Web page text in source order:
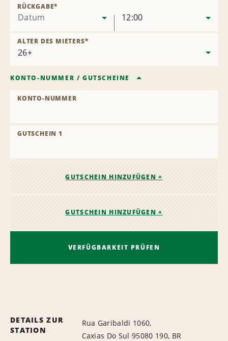
Datum
RÜCKGABE*
12:00
ALTER DES MIETERS*
KONTO-NUMMER / GUTSCHEINE
KONTO-NUMMER
GUTSCHEIN 1
GUTSCHEIN HINZUFÜGEN +
GUTSCHEIN HINZUFÜGEN +
VERFÜGBARKEIT PRÜFEN
DETAILS ZUR
STATION
Rua Garibaldi 1060,
Caxias Do Sul 95080 190, BR